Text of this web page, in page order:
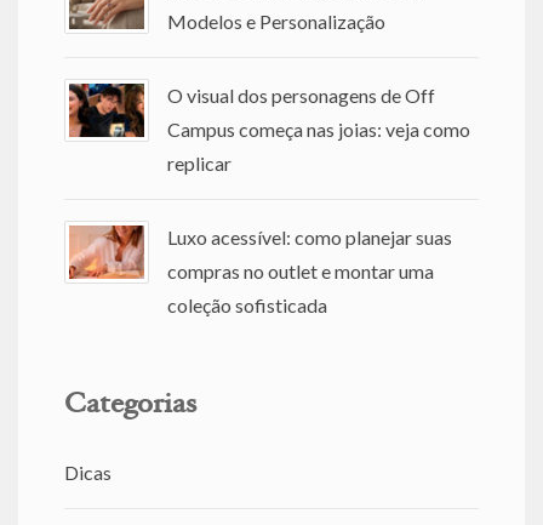
Modelos e Personalização
O visual dos personagens de Off
Campus começa nas joias: veja como
replicar
Luxo acessível: como planejar suas
compras no outlet e montar uma
coleção sofisticada
Categorias
Dicas